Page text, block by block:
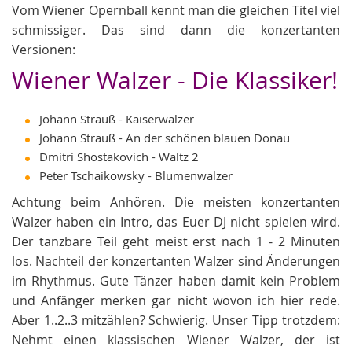
Vom Wiener Opernball kennt man die gleichen Titel viel
schmissiger. Das sind dann die konzertanten
Versionen:
Wiener Walzer - Die Klassiker!
Johann Strauß - Kaiserwalzer
Johann Strauß - An der schönen blauen Donau
Dmitri Shostakovich - Waltz 2
Peter Tschaikowsky - Blumenwalzer
Achtung beim Anhören. Die meisten konzertanten
Walzer haben ein Intro, das Euer DJ nicht spielen wird.
Der tanzbare Teil geht meist erst nach 1 - 2 Minuten
los. Nachteil der konzertanten Walzer sind Änderungen
im Rhythmus. Gute Tänzer haben damit kein Problem
und Anfänger merken gar nicht wovon ich hier rede.
Aber 1..2..3 mitzählen? Schwierig. Unser Tipp trotzdem:
Nehmt einen klassischen Wiener Walzer, der ist